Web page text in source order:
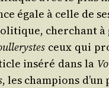
égale à celle de
cher­chant à
ceux qui
insé­ré dans la
, les cham­pions